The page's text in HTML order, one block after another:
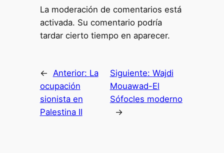
La moderación de comentarios está
activada. Su comentario podría
tardar cierto tiempo en aparecer.
← Anterior: La
ocupación
sionista en
Palestina II
Siguiente: Wajdi
Mouawad-El
Sófocles moderno
→